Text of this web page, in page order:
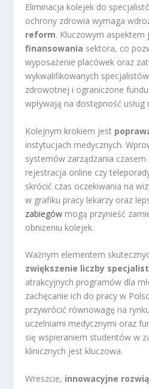
Eliminacja kolejek do
ochrony zdrowia wymaga
reform. Kluczowym aspektem
finansowania sektora, co
wyposażenie placówek oraz
wykwalifikowanych
zdrowotnej i ograniczone
wpływają na dostępność usług
Kolejnym krokiem jest
instytucjach medycznych.
systemów zarządzania
rejestracja online czy
skrócić czas oczekiwania na
w grafiku pracy lekarzy oraz
zabiegów mogą przynieść
obniżeniu kolejek.
Ważnym elementem
zwiększenie liczby
atrakcyjnych programów dla
zachęcanie ich do pracy w
przywrócić równowagę na
uczelniami medycznymi oraz
się wspieraniem studentów w
klinicznych jest kluczowa.
Wreszcie, innowacyjne